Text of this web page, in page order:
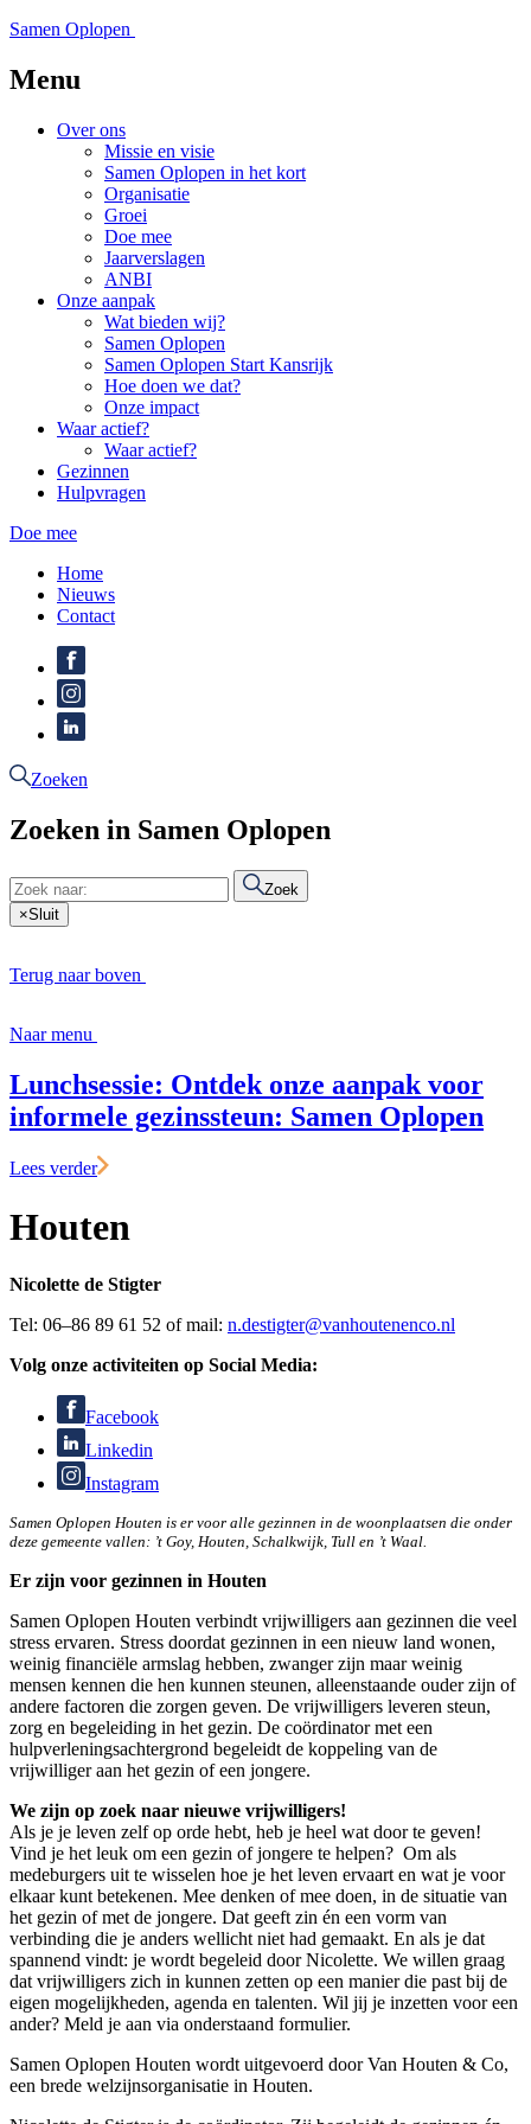
Samen Oplopen
Menu
Over ons
Missie en visie
Samen Oplopen in het kort
Organisatie
Groei
Doe mee
Jaarverslagen
ANBI
Onze aanpak
Wat bieden wij?
Samen Oplopen
Samen Oplopen Start Kansrijk
Hoe doen we dat?
Onze impact
Waar actief?
Waar actief?
Gezinnen
Hulpvragen
Doe mee
Home
Nieuws
Contact
Zoeken
Zoeken in Samen Oplopen
Zoek
×Sluit
Terug naar boven
Naar menu
Lunchsessie: Ontdek onze aanpak voor
informele gezinssteun: Samen Oplopen
Lees verder
Houten
Nicolette de Stigter
Tel: 06–86 89 61 52 of mail: n.destigter@vanhoutenenco.nl
Volg onze activiteiten op Social Media:
Facebook
Linkedin
Instagram
Samen Oplopen Houten is er voor alle gezinnen in de woonplaatsen die onder
deze gemeente vallen: ’t Goy, Houten, Schalkwijk, Tull en ’t Waal.
Er zijn voor gezinnen in Houten
Samen Oplopen Houten verbindt vrijwilligers aan gezinnen die veel
stress ervaren. Stress doordat gezinnen in een nieuw land wonen,
weinig financiële armslag hebben, zwanger zijn maar weinig
mensen kennen die hen kunnen steunen, alleenstaande ouder zijn of
andere factoren die zorgen geven. De vrijwilligers leveren steun,
zorg en begeleiding in het gezin. De coördinator met een
hulpverleningsachtergrond begeleidt de koppeling van de
vrijwilliger aan het gezin of een jongere.
We zijn op zoek naar nieuwe vrijwilligers!
Als je je leven zelf op orde hebt, heb je heel wat door te geven!
Vind je het leuk om een gezin of jongere te helpen? Om als
medeburgers uit te wisselen hoe je het leven ervaart en wat je voor
elkaar kunt betekenen. Mee denken of mee doen, in de situatie van
het gezin of met de jongere. Dat geeft zin én een vorm van
verbinding die je anders wellicht niet had gemaakt. En als je dat
spannend vindt: je wordt begeleid door Nicolette. We willen graag
dat vrijwilligers zich in kunnen zetten op een manier die past bij de
eigen mogelijkheden, agenda en talenten. Wil jij je inzetten voor een
ander? Meld je aan via onderstaand formulier.
Samen Oplopen Houten wordt uitgevoerd door Van Houten & Co,
een brede welzijnsorganisatie in Houten.